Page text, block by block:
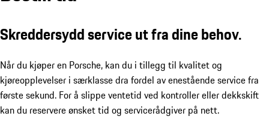
Skreddersydd service ut fra dine behov.
Når du kjøper en Porsche, kan du i tillegg til kvalitet og
kjøreopplevelser i særklasse dra fordel av enestående service fra
første sekund. For å slippe ventetid ved kontroller eller dekkskift
kan du reservere ønsket tid og servicerådgiver på nett.